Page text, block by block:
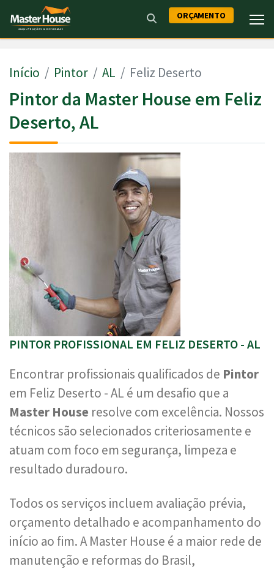
ORÇAMENTO
Início Pintor AL Feliz Deserto
Pintor da Master House em Feliz
Deserto, AL
PINTOR PROFISSIONAL EM FELIZ DESERTO - AL
Encontrar profissionais qualificados de Pintor
em Feliz Deserto - AL é um desafio que a
Master House resolve com excelência. Nossos
técnicos são selecionados criteriosamente e
atuam com foco em segurança, limpeza e
resultado duradouro.
Todos os serviços incluem avaliação prévia,
orçamento detalhado e acompanhamento do
início ao fim. A Master House é a maior rede de
manutenção e reformas do Brasil,